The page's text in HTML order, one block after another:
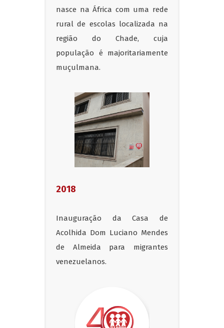
nasce na África com uma rede
rural de escolas localizada na
região do Chade, cuja
população é majoritariamente
muçulmana.
2018
Inauguração da Casa de
Acolhida Dom Luciano Mendes
de Almeida para migrantes
venezuelanos.